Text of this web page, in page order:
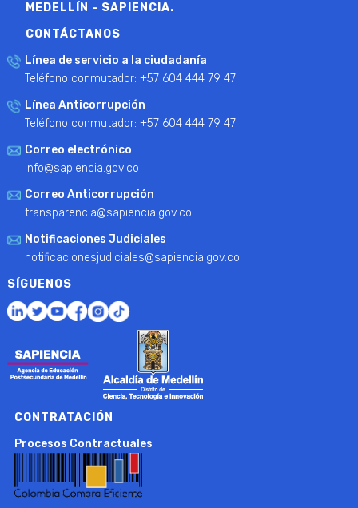
MEDELLÍN - SAPIENCIA.
CONTÁCTANOS
Línea de servicio a la ciudadanía
Teléfono conmutador: +57 604 444 79 47
Línea Anticorrupción
Teléfono conmutador: +57 604 444 79 47
Correo electrónico
info@sapiencia.gov.co
Correo Anticorrupción
transparencia@sapiencia.gov.co
Notificaciones Judiciales
notificacionesjudiciales@sapiencia.gov.co
SÍGUENOS
CONTRATACIÓN
Procesos Contractuales